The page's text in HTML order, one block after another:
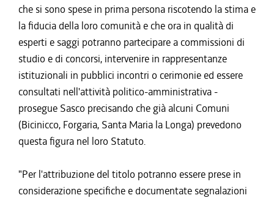
che si sono spese in prima persona riscotendo la stima e
la fiducia della loro comunità e che ora in qualità di
esperti e saggi potranno partecipare a commissioni di
studio e di concorsi, intervenire in rappresentanze
istituzionali in pubblici incontri o cerimonie ed essere
consultati nell'attività politico-amministrativa -
prosegue Sasco precisando che già alcuni Comuni
(Bicinicco, Forgaria, Santa Maria la Longa) prevedono
questa figura nel loro Statuto.
"Per l'attribuzione del titolo potranno essere prese in
considerazione specifiche e documentate segnalazioni